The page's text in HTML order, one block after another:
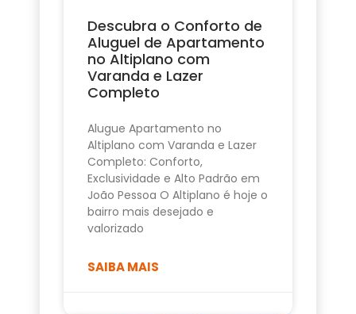
Descubra o Conforto de
Aluguel de Apartamento
no Altiplano com
Varanda e Lazer
Completo
Alugue Apartamento no
Altiplano com Varanda e Lazer
Completo: Conforto,
Exclusividade e Alto Padrão em
João Pessoa O Altiplano é hoje o
bairro mais desejado e
valorizado
SAIBA MAIS